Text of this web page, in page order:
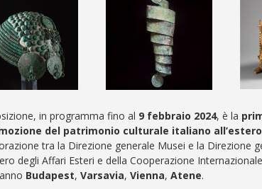
in programma fino al 9 febbraio 2024, è la
del patrimonio culturale italiano all’estero
tra la Direzione generale Musei e la Direzione
degli Affari Esteri e della Cooperazione
Budapest, Varsavia, Vienna, Atene.